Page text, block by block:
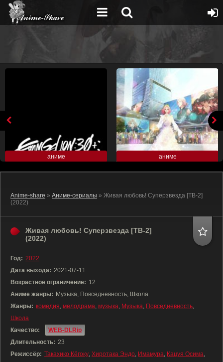
аниме аниме
Anime-share » Аниме-сериалы » Живая любовь! Суперзвезда [ТВ-2]
(2022)
Живая любовь! Суперзвезда [ТВ-2]
(2022)
Год: 2022
Дата выхода: 2021-07-11
Возрастное ограничение: 12
Аниме жанры: Музыка, Повседневность, Школа
Жанры: комедия, мелодрама, музыка, Музыка, Повседневность,
Школа
Качество:
WEB-DLRip
Длительность: 23
Режиссёр: Такахико Кёгоку, Хиротака Эндо, Имамура, Кацуя Осима,